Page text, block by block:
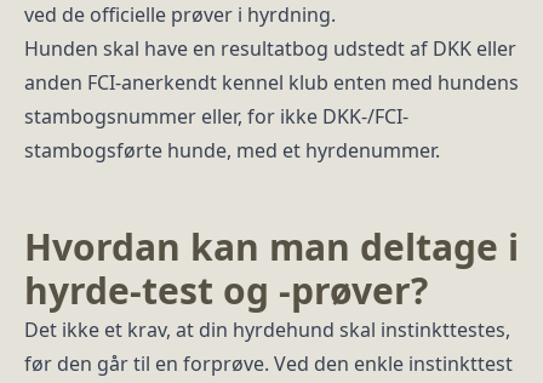
ved de officielle prøver i hyrdning.
Hunden skal have en resultatbog udstedt af DKK eller
anden FCI-anerkendt kennel klub enten med hundens
stambogsnummer eller, for ikke DKK-/FCI-
stambogsførte hunde, med et hyrdenummer.
Hvordan kan man deltage i
hyrde-test og -prøver?
Det ikke et krav, at din hyrdehund skal instinkttestes,
før den går til en forprøve. Ved den enkle instinkttest